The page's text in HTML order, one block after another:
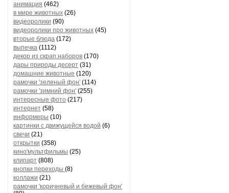
анимация (462)
в мире животных (26)
видеоролики (90)
видеоролики про животных (45)
вторые блюда (172)
выпечка (1112)
декор из скрап.наборов (170)
дары природы десерт (31)
домашние животные (120)
рамочки 'зеленый фон' (114)
рамочки 'зимний фон' (255)
интересные фото (217)
интернет (58)
информеры (10)
картинки с движущейся водой (6)
свечи (21)
открытки (358)
кино'мультфильмы (25)
клипарт (808)
кнопки переходы (8)
коллажи (21)
рамочки 'коричневый и бежевый фон'